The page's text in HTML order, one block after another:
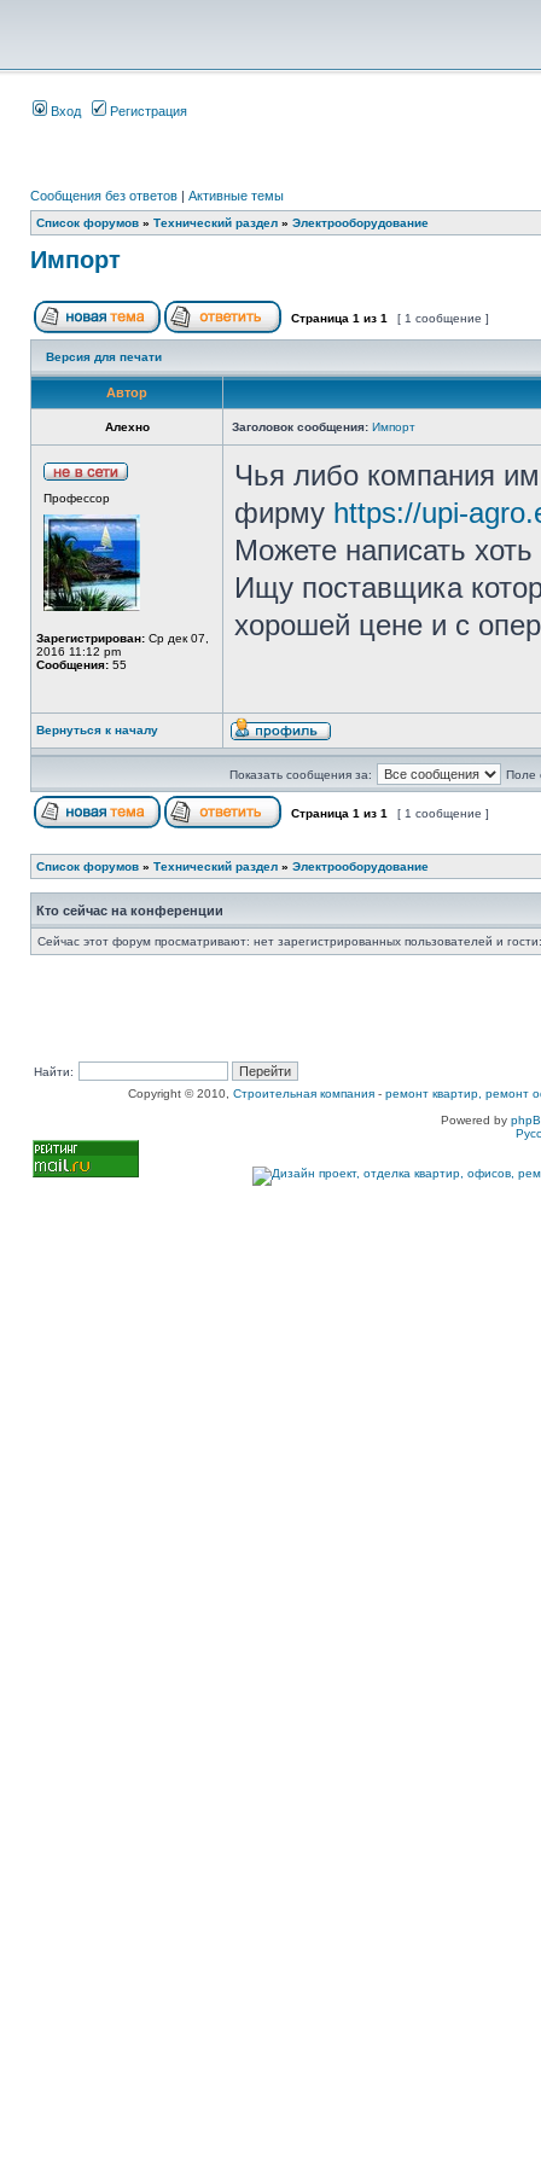
Вход Регистрация
Сообщения без ответов | Активные темы
Список форумов » Технический раздел » Электрооборудование
Импорт
Страница 1 из 1 [ 1 сообщение ]
Версия для печати
Автор
Алехно Заголовок сообщения: Импорт
Профессор
Зарегистрирован: Ср дек 07,
2016 11:12 pm
Сообщения: 55
Чья либо компания
фирму https://upi-
Можете написать
Ищу поставщика
хорошей цене и с
Вернуться к началу
Показать сообщения за: Поле
Страница 1 из 1 [ 1 сообщение ]
Список форумов » Технический раздел » Электрооборудование
Кто сейчас на конференции
Сейчас этот форум просматривают: нет зарегистрированных пользователей и
Найти:
Copyright © 2010, Строительная компания - ремонт квартир, ремонт
Powered by